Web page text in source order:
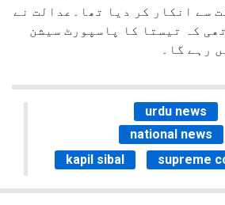
سے انکار کر دیا تھا۔عدالت نے
کہ تیستا کا پاسپورٹ سیشن
رہے گا۔
urdu news
national news
kapil sibal
supreme